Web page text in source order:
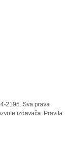
2195. Sva prava
izdavača. Pravila